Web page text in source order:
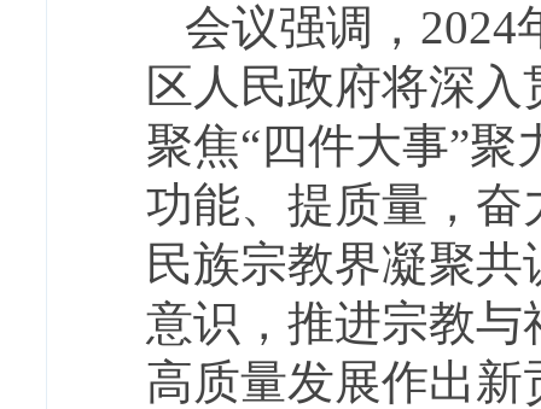
会议强调，2024
区人民政府将深
聚焦“四件大事”聚
功能、提质量，
民族宗教界凝聚
意识，推进宗教
高质量发展作出新